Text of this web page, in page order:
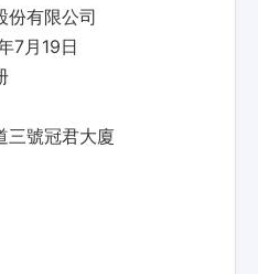
份有限公司
7月19日
三號冠君大廈